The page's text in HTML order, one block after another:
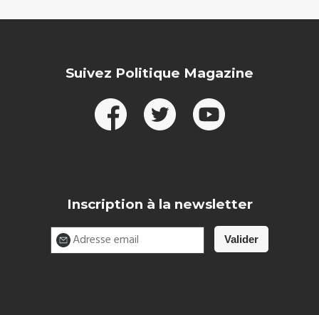
Suivez Politique Magazine
Inscription à la newsletter